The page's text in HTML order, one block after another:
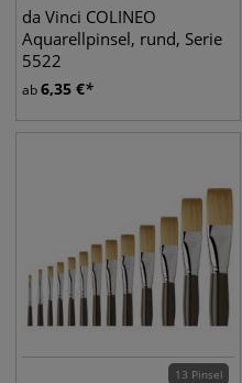
da Vinci COLINEO
Aquarellpinsel, rund, Serie
5522
ab6,35 €
13 Pinsel